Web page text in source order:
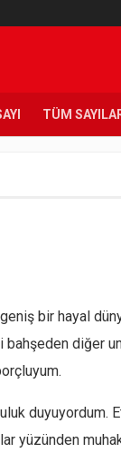
TÜM
bir hayal
bahşeden diğer
duyuyordum.
yüzünden